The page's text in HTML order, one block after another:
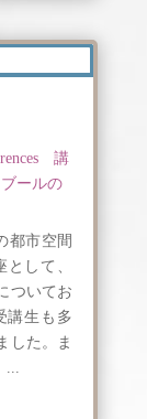
講
ールの
都市空間
して、
ついてお
講生も多
した。ま
...